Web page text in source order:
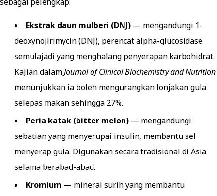
Ekstrak daun mulberi (DNJ) — mengandungi 1-
deoxynojirimycin (DNJ), perencat alpha-glucosidase
semulajadi yang menghalang penyerapan karbohidrat.
Kajian dalamJournal of Clinical Biochemistry and Nutrition
menunjukkan ia boleh mengurangkan lonjakan gula
selepas makan sehingga 27%.
Peria katak (bitter melon) — mengandungi
sebatian yang menyerupai insulin, membantu sel
menyerap gula. Digunakan secara tradisional di Asia
selama berabad-abad.
Kromium — mineral surih yang membantu